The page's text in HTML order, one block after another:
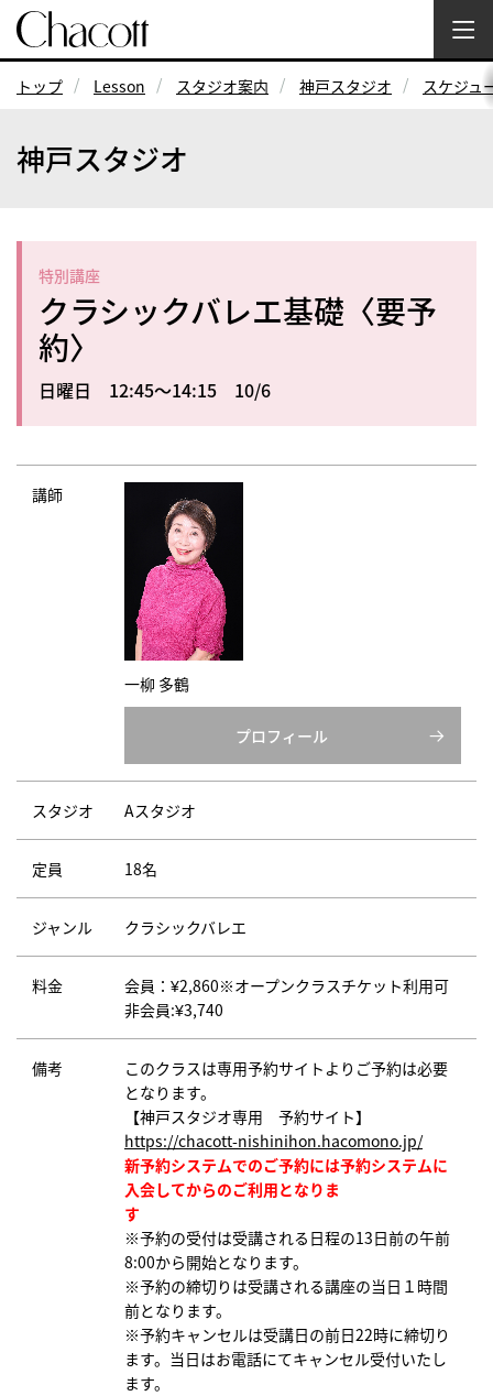
トップ Lesson スタジオ案内 神戸スタジオ スケジュ
神戸スタジオ
特別講座
クラシックバレエ基礎〈要予
約〉
日曜日 12:45～14:15 10/6
講師
一柳 多鶴
プロフィール
スタジオ Aスタジオ
定員 18名
ジャンル クラシックバレエ
料金
会員：¥2,860※オープンクラスチケット利用可
非会員:¥3,740
備考
このクラスは専用予約サイトよりご予約は必要
となります。
【神戸スタジオ専用 予約サイト】
https://chacott-nishinihon.hacomono.jp/
新予約システムでのご予約には予約システムに
入会してからのご利用となりま
す
※予約の受付は受講される日程の13日前の午前
8:00から開始となります。
※予約の締切りは受講される講座の当日１時間
前となります。
※予約キャンセルは受講日の前日22時に締切り
ます。当日はお電話にてキャンセル受付いたし
ます。